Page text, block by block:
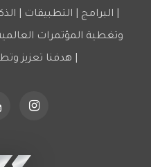
| البرامج | التطبيقات |
وتغطية المؤتمرات
| هدفنا تعزيز